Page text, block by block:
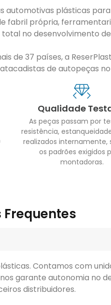
plásticas
fabril própria,
no desenvolvimento
de 37 países, a
de autopeças
Qualidade
As peças passam por
resistência,
realizados internamente,
os padrões exigidos
montadoras.
Frequentes
Contamos com
garante autonomia no
distribuidores.